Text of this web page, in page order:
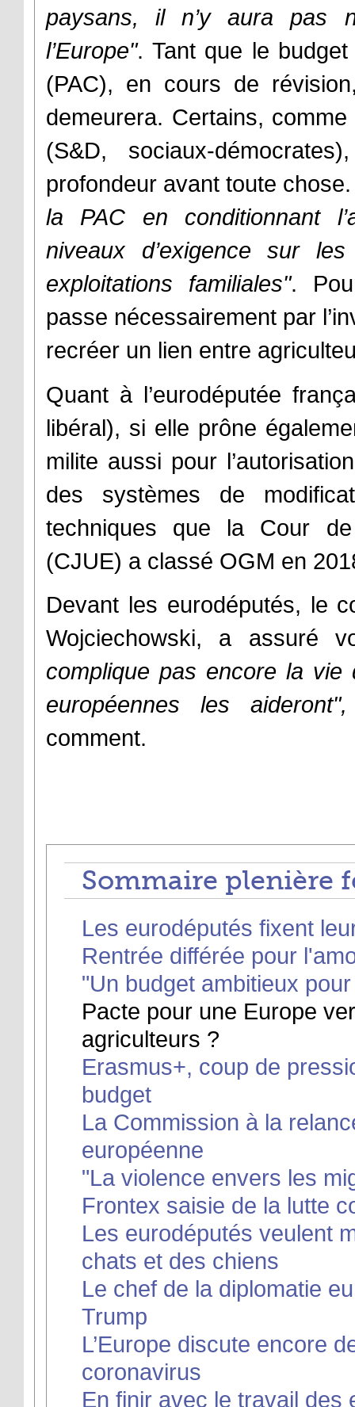
paysans, il n’y aura pas
l’Europe". Tant que le
(PAC), en cours de
demeurera. Certains,
(S&D, sociaux-
profondeur avant toute
la PAC en conditionnant
niveaux d’exigence sur
exploitations familiales".
passe nécessairement par
recréer un lien entre
Quant à l’eurodéputée
libéral), si elle prône
milite aussi pour
des systèmes de
techniques que la Cour
(CJUE) a classé OGM en
Devant les eurodéputés, le
Wojciechowski, a assuré
complique pas encore la vie
européennes les aideront",
comment.
Sommaire plenière
Les eurodéputés fixent
Rentrée différée pour
"Un budget ambitieux
Pacte pour une Europe
agriculteurs ?
Erasmus+, coup de
budget
La Commission à la
européenne
"La violence envers les
Frontex saisie de la lutte
Les eurodéputés veulent
chats et des chiens
Le chef de la diplomatie
Trump
L’Europe discute encore
coronavirus
En finir avec le travail des